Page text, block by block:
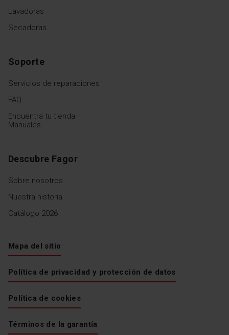
Lavadoras
Secadoras
Soporte
Servicios de reparaciones
FAQ
Encuentra tu tienda
Manuales
Descubre Fagor
Sobre nosotros
Nuestra historia
Catálogo 2026
Mapa del sitio
Política de privacidad y protección de datos
Política de cookies
Términos de la garantía